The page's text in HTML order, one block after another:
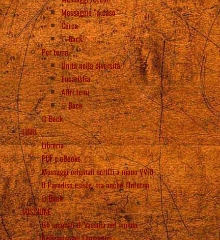
Messaggio “a caso”
Cerca
Back
Per tema
Unità nella diversità
Eucaristia
Altri temi
Back
Back
LIBRI
Libreria
PDF e eBooks
Messaggi originali scritti a mano VViD
Il Paradiso esiste, ma anche l’Inferno
Back
MISSIONE
Gli incontri di Vassula nel mondo